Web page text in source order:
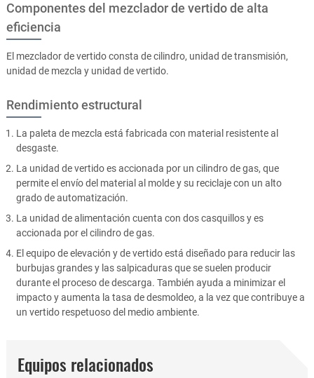
Componentes del mezclador de vertido de alta
eficiencia
El mezclador de vertido consta de cilindro, unidad de transmisión,
unidad de mezcla y unidad de vertido.
Rendimiento estructural
La paleta de mezcla está fabricada con material resistente al
desgaste.
La unidad de vertido es accionada por un cilindro de gas, que
permite el envío del material al molde y su reciclaje con un alto
grado de automatización.
La unidad de alimentación cuenta con dos casquillos y es
accionada por el cilindro de gas.
El equipo de elevación y de vertido está diseñado para reducir las
burbujas grandes y las salpicaduras que se suelen producir
durante el proceso de descarga. También ayuda a minimizar el
impacto y aumenta la tasa de desmoldeo, a la vez que contribuye a
un vertido respetuoso del medio ambiente.
Equipos relacionados